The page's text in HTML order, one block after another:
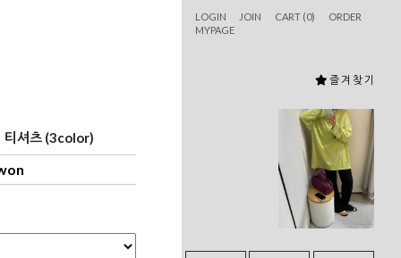
LOGIN JOIN CART (0)
ORDER
MYPAGE
즐 겨 찾 기
티셔츠 (3color)